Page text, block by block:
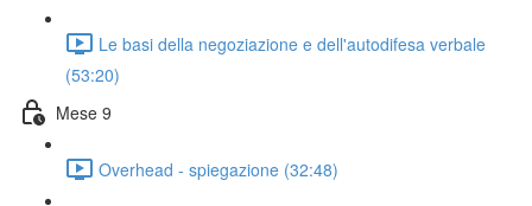
Le basi della negoziazione e dell'autodifesa verbale
(53:20)
Mese 9
Overhead - spiegazione (32:48)